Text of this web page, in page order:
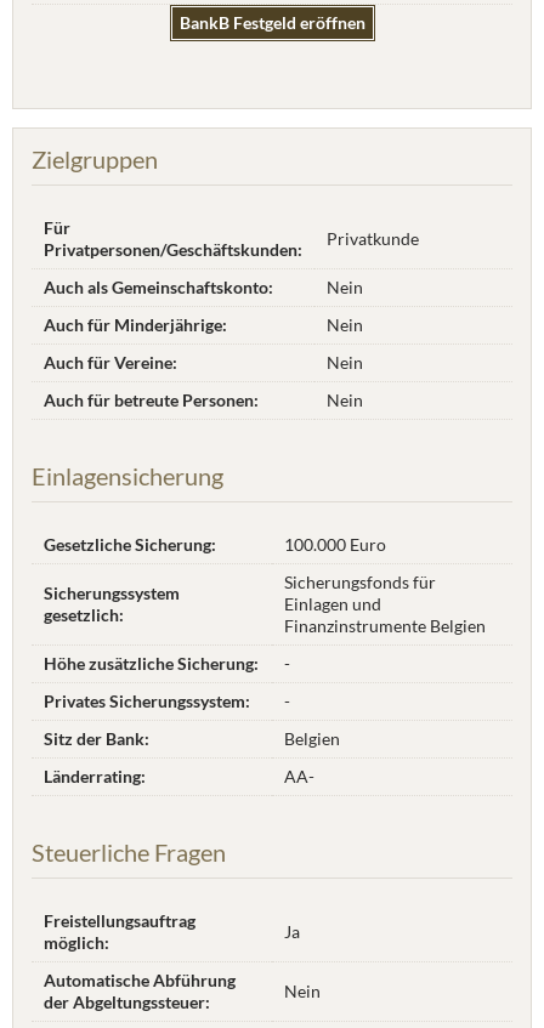
BankB Festgeld eröffnen
Zielgruppen
Für
Privatpersonen/Geschäftskunden:
Privatkunde
Auch als Gemeinschaftskonto:
Nein
Auch für Minderjährige:
Nein
Auch für Vereine:
Nein
Auch für betreute Personen:
Nein
Einlagensicherung
Gesetzliche Sicherung: 100.000 Euro
Sicherungssystem
gesetzlich:
Sicherungsfonds für
Einlagen und
Finanzinstrumente Belgien
Höhe zusätzliche Sicherung:
-
Privates Sicherungssystem:
-
Sitz der Bank:
Belgien
Länderrating:
AA-
Steuerliche Fragen
Freistellungsauftrag
möglich:
Ja
Automatische Abführung
der Abgeltungssteuer:
Nein